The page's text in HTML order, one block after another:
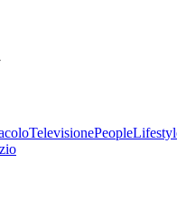
TelevisionePeople